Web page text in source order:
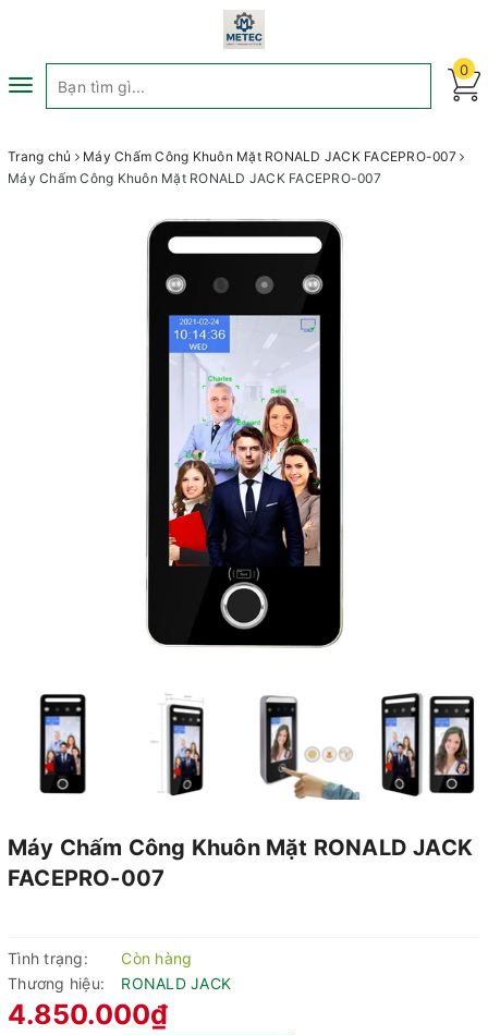
Toggle
navigation
0
Trang chủ
Máy Chấm Công Khuôn Mặt RONALD JACK FACEPRO-007
Máy Chấm Công Khuôn Mặt RONALD JACK FACEPRO-007
Máy Chấm Công Khuôn Mặt RONALD JACK
FACEPRO-007
Tình trạng:
Còn hàng
Thương hiệu:
RONALD JACK
4.850.000₫